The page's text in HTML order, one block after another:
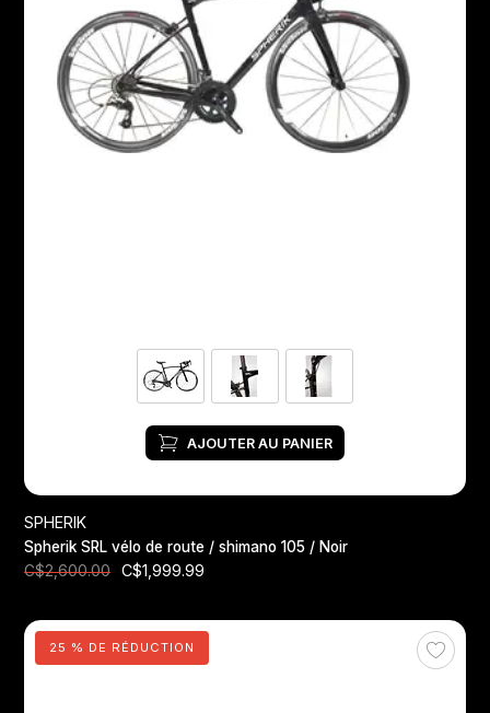
AJOUTER AU PANIER
SPHERIK
Spherik SRL vélo de route / shimano 105 / Noir
C$2,600.00
C$1,999.99
25 % DE RÉDUCTION